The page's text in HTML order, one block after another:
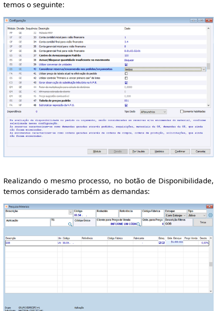
temos o seguinte:
Realizando o mesmo processo, no botão de Disponibilidade,
temos considerado também as demandas: